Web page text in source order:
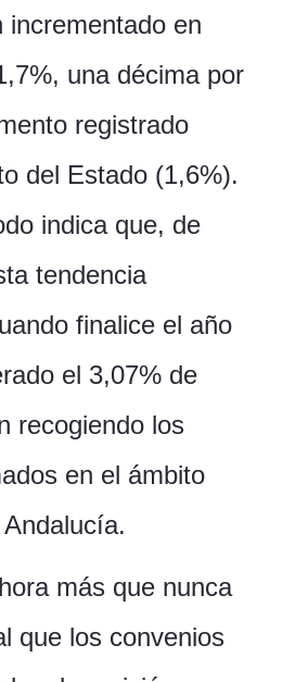
incrementado en
una décima por
registrado
del Estado (1,6%).
indica que, de
tendencia
finalice el año
el 3,07% de
recogiendo los
en el ámbito
más que nunca
que los convenios